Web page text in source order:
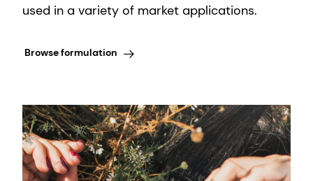
used in a variety of market applications.
Browse formulation